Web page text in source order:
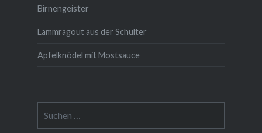
Birnengeister
Lammragout aus der Schulter
Apfelknödel mit Mostsauce
nach: